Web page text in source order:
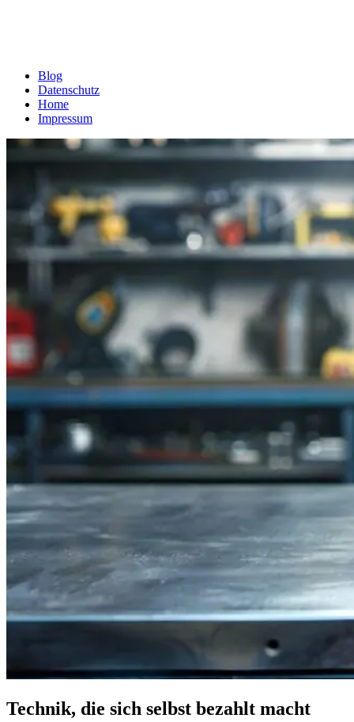
Blog
Datenschutz
Home
Impressum
Technik, die sich selbst bezahlt macht